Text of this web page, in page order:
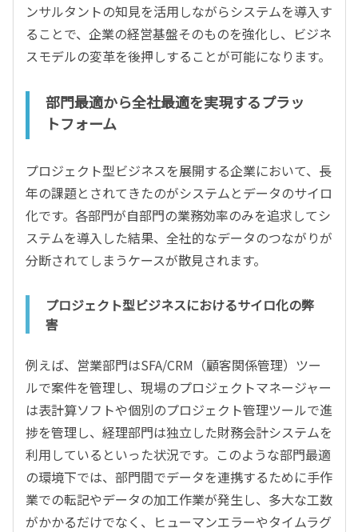
ンサルタントの知見を活用しながらシステムを導入す
ることで、企業の経営基盤そのものを強化し、ビジネ
スモデルの変革を後押しすることが可能になります。
部門最適から全社最適を実現するプラッ
トフォーム
プロジェクト型ビジネスを展開する企業において、長
年の課題とされてきたのがシステムとデータのサイロ
化です。各部門が自部門の業務効率のみを追求してシ
ステムを導入した結果、全社的なデータのつながりが
分断されてしまうケースが散見されます。
プロジェクト型ビジネスにおけるサイロ化の弊
害
例えば、営業部門はSFA/CRM（顧客関係管理）ツー
ルで案件を管理し、現場のプロジェクトマネージャー
は表計算ソフトや個別のプロジェクト管理ツールで進
捗を管理し、経理部門は独立した財務会計システムを
利用しているといった状況です。このような部門最適
の環境下では、部門間でデータを連携するために手作
業での転記やデータの加工作業が発生し、多大な工数
がかかるだけでなく、ヒューマンエラーやタイムラグ